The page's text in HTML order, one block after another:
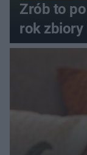
Zrób to
rok